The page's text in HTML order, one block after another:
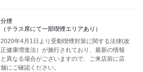
分煙
（テラス席にて一部喫煙エリアあり）
2020年4月1日より受動喫煙対策に関する法律(改
正健康増進法）が施行されており、最新の情報
と異なる場合がございますので、ご来店前に店
舗にご確認ください。